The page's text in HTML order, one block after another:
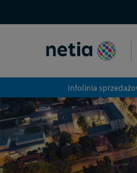
w
Infolinia